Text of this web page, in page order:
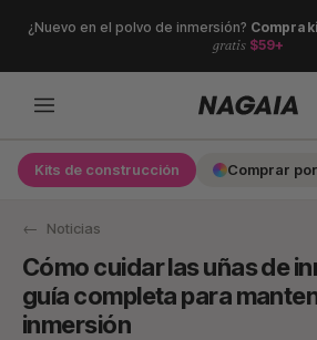
directamente
¿Nuevo en el polvo de inmersión? Compra
gratis $59+
Kits de construcción Comprar
Noticias
Cómo cuidar las uñas de
guía completa para
inmersión